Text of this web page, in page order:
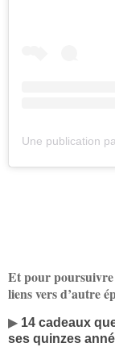
Et pour poursuivre
liens vers d’autre
▶ 14 cadeaux
ses quinzes